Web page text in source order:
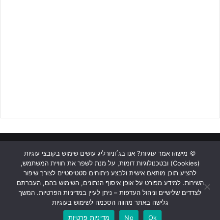
ראשי כתבות תכנים מקצועיים תנאי שימוש
מדיניות אבטחה
כתבו לנו
Facebook
YouTube
Instagram
🍪 מישהו אמר עוגיות? אנו בג׳וניורליג עושים שימוש בקובצי עוגיות
(Cookies) ובטכנולוגיות דומות, על מנת לשפר את חוויית המשתמש,
להציע תוכן מותאם אישית ולבצע ניתוחים סטטיסטיים לצורך שיפור
השירות. למידע מפורט על אופן איסוף הנתונים, השימוש בהם, העברתם
לצדדים שלישיים וניהול העדפות – ניתן לעיין במדיניות הפרטיות. המשך
גלישה באתר מהווה הסכמה לשימוש בעוגיות
Ok
No מדיניות פרטיות